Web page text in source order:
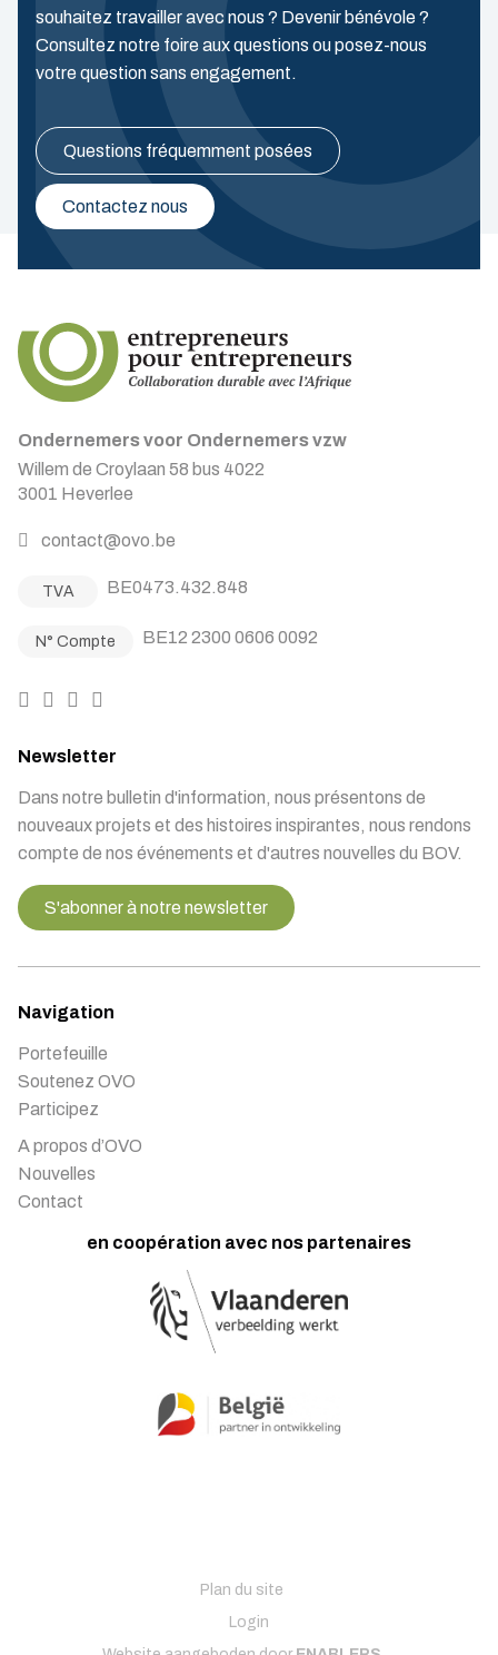
souhaitez travailler avec nous ? Devenir bénévole ?
Consultez notre foire aux questions ou posez-nous
votre question sans engagement.
Questions fréquemment posées
Contactez nous
Ondernemers voor Ondernemers vzw
Willem de Croylaan 58 bus 4022
3001 Heverlee
contact@ovo.be
TVA BE0473.432.848
N° Compte BE12 2300 0606 0092
Newsletter
Dans notre bulletin d'information, nous présentons de
nouveaux projets et des histoires inspirantes, nous rendons
compte de nos événements et d'autres nouvelles du BOV.
S'abonner à notre newsletter
Navigation
Portefeuille
Soutenez OVO
Participez
A propos d’OVO
Nouvelles
Contact
en coopération avec nos partenaires
Plan du site
Login